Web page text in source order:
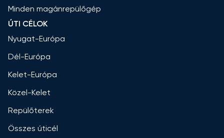
Minden magánrepülőgép
ÚTI CÉLOK
Nyugat-Európa
Dél-Európa
Kelet-Európa
Közel-Kelet
Repülőterek
Összes úticél